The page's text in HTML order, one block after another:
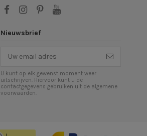
Nieuwsbrief
U kunt op elk gewenst moment weer
uitschrijven. Hiervoor kunt u de
contactgegevens gebruiken uit de algemene
voorwaarden.